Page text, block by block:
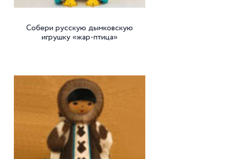
Собери русскую дымковскую
игрушку «жар-птица»